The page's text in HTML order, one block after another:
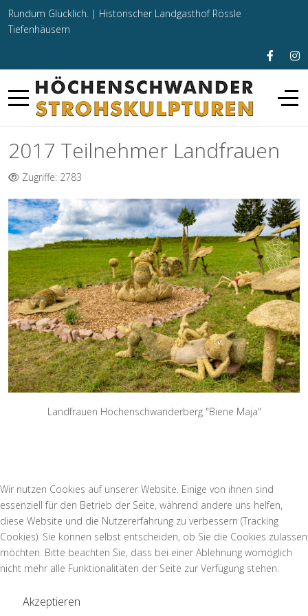
Rundum Glücklich. | Historischer Landgasthof Rössle
Tiefenhäusern
2017 Teilnehmer Landfrauen
Zugriffe: 2783
Landfrauen Höchenschwanderberg "Biene Maja"
Wir nutzen Cookies auf unserer Website. Einige von ihnen sind
essenziell für den Betrieb der Seite, während andere uns helfen,
diese Website und die Nutzererfahrung zu verbessern (Tracking
Cookies). Sie können selbst entscheiden, ob Sie die Cookies zulassen
möchten. Bitte beachten Sie, dass bei einer Ablehnung womöglich
nicht mehr alle Funktionalitäten der Seite zur Verfügung stehen.
Akzeptieren